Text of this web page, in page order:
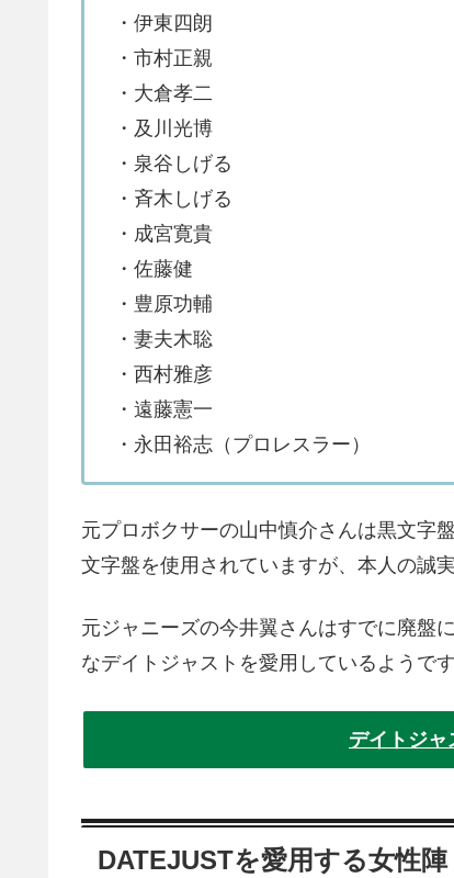
・伊東四朗
・市村正親
・大倉孝二
・及川光博
・泉谷しげる
・斉木しげる
・成宮寛貴
・佐藤健
・豊原功輔
・妻夫木聡
・西村雅彦
・遠藤憲一
・永田裕志（プロレスラー）
元プロボクサーの山中慎介さんは黒文
文字盤を使用されていますが、本人の誠
元ジャニーズの今井翼さんはすでに廃盤
なデイトジャストを愛用しているようです
デイトジャ
DATEJUSTを愛用する女性陣